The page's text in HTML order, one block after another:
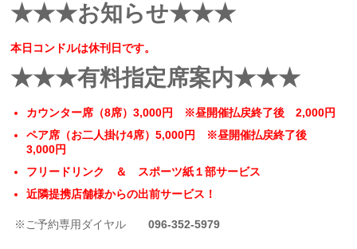
★★★お知らせ★★★
本日コンドルは休刊日です。
★★★有料指定席案内★★★
カウンター席（8席）3,000円 ※昼開催払戻終了後 2,000円
ペア席（お二人掛け4席）5,000円 ※昼開催払戻終了後
3,000円
フリードリンク ＆ スポーツ紙１部サービス
近隣提携店舗様からの出前サービス！
※ご予約専用ダイヤル 096-352-5979